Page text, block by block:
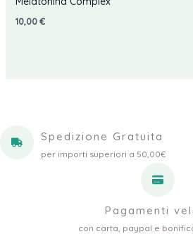
10,00€
Spedizione Gratuita
per importi superiori a 50,00€
Pagamenti
con carta, paypal e